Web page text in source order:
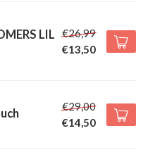
LIL
€26,99
€13,50
€29,00
€14,50